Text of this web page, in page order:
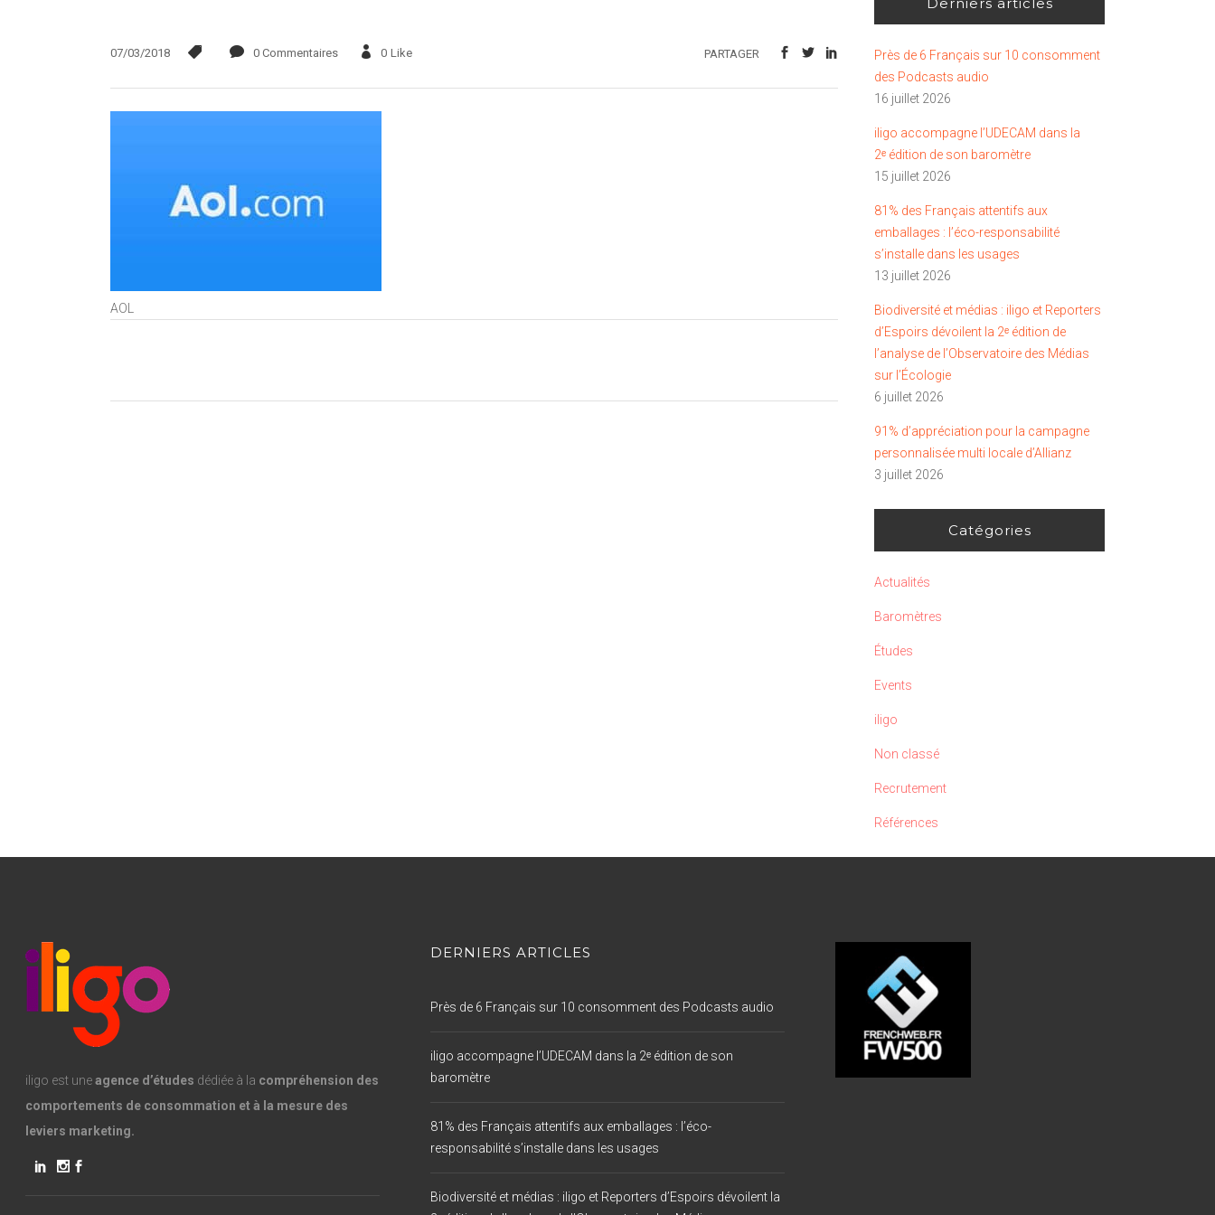
07/03/2018 0 Commentaires 0 Like PARTAGER
AOL
Près de 6 Français sur 10 consomment
des Podcasts audio
16 juillet 2026
iligo accompagne l’UDECAM dans la
2ᵉ édition de son baromètre
15 juillet 2026
81% des Français attentifs aux
emballages : l’éco-responsabilité
s’installe dans les usages
13 juillet 2026
Biodiversité et médias : iligo et Reporters
d’Espoirs dévoilent la 2ᵉ édition de
l’analyse de l’Observatoire des Médias
sur l’Écologie
6 juillet 2026
91% d’appréciation pour la campagne
personnalisée multi locale d’Allianz
3 juillet 2026
Catégories
Actualités
Baromètres
Études
Events
iligo
Non classé
Recrutement
Références
iligo est uneagence d’études dédiée à la compréhension des
comportements de consommation et à la mesure des
leviers marketing.
DERNIERS ARTICLES
Près de 6 Français sur 10 consomment des Podcasts audio
iligo accompagne l’UDECAM dans la 2ᵉ édition de son
baromètre
81% des Français attentifs aux emballages : l’éco-
responsabilité s’installe dans les usages
Biodiversité et médias : iligo et Reporters d’Espoirs dévoilent la